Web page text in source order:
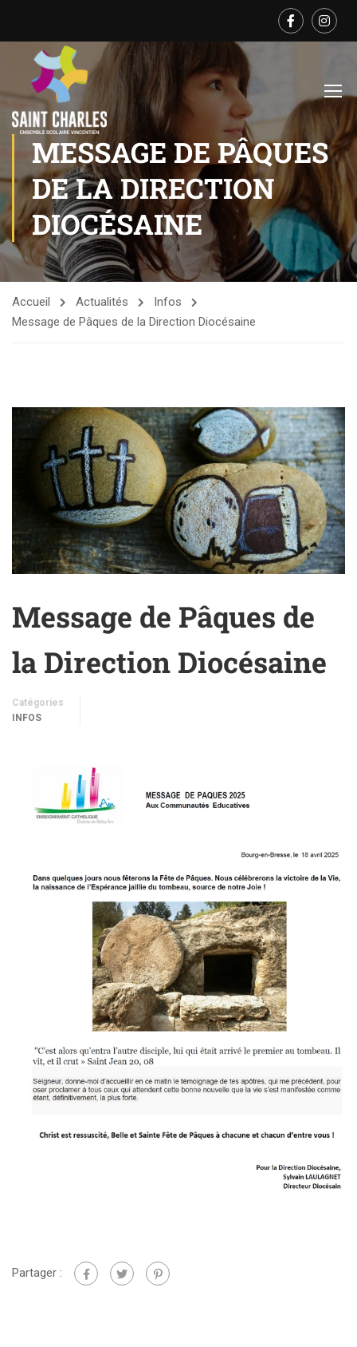
MESSAGE DE PÂQUES
DE LA DIRECTION
DIOCÉSAINE
Accueil Actualités
Infos
Message de Pâques de la Direction Diocésaine
Message de Pâques de
la Direction Diocésaine
Catégories
INFOS
Partager :